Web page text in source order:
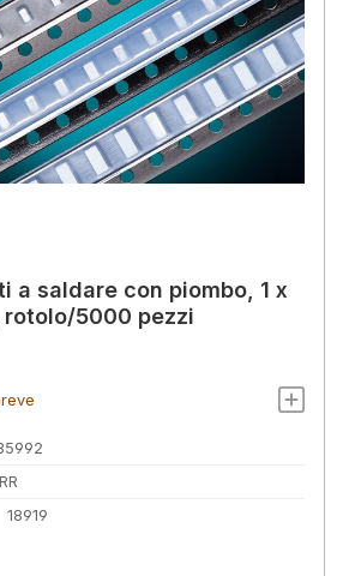
a saldare con piombo, 1 x
rotolo/5000 pezzi
18919